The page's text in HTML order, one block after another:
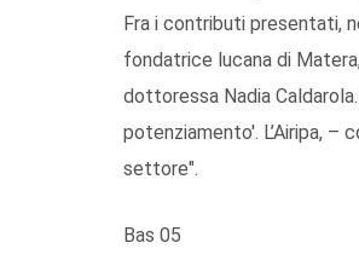
Fra i contributi presentati,
fondatrice lucana di
dottoressa Nadia
potenziamento'. L’Airipa,
settore".
Bas 05